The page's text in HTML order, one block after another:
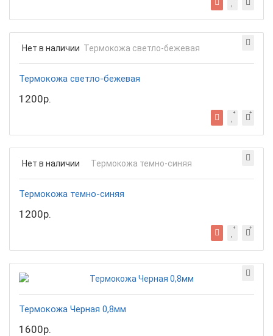
Нет в наличии
Термокожа светло-бежевая
1200р.
Нет в наличии
Термокожа темно-синяя
1200р.
Термокожа Черная 0,8мм
1600р.